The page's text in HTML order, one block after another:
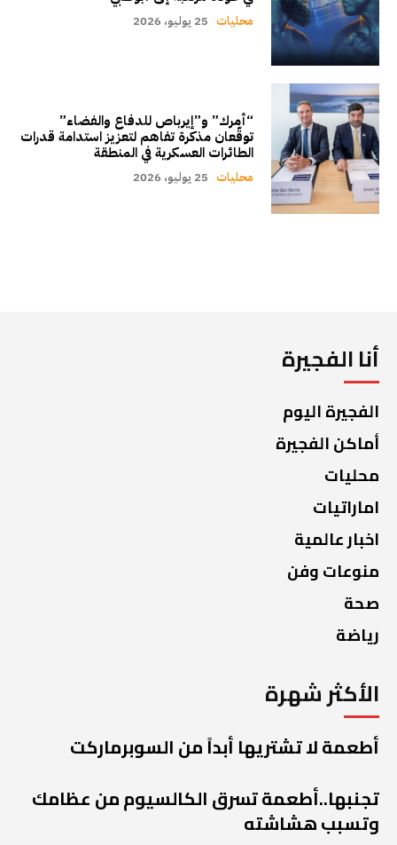
محليات 25 يوليو، 2026
“أمرك” و”إيرباص للدفاع والفضاء”
توقّعان مذكرة تفاهم لتعزيز استدامة قدرات
الطائرات العسكرية في المنطقة
محليات 25 يوليو، 2026
أنا الفجيرة
الفجيرة اليوم
أماكن الفجيرة
محليات
اماراتيات
اخبار عالمية
منوعات وفن
صحة
رياضة
الأكثر شهرة
أطعمة لا تشتريها أبداً من السوبرماركت
تجنبها..أطعمة تسرق الكالسيوم من عظامك
وتسبب هشاشته